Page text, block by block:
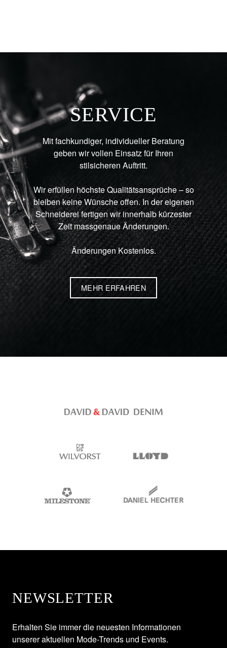
SERVICE
Mit fachkundiger, individueller Beratung
geben wir vollen Einsatz für Ihren
stilsicheren Auftritt.
Wir erfüllen höchste Qualitätsansprüche – so
bleiben keine Wünsche offen. In der eigenen
Schneiderei fertigen wir innerhalb kürzester
Zeit massgenaue Änderungen.
Änderungen Kostenlos.
MEHR ERFAHREN
NEWSLETTER
Erhalten Sie immer die neuesten Informationen
unserer aktuellen Mode-Trends und Events.